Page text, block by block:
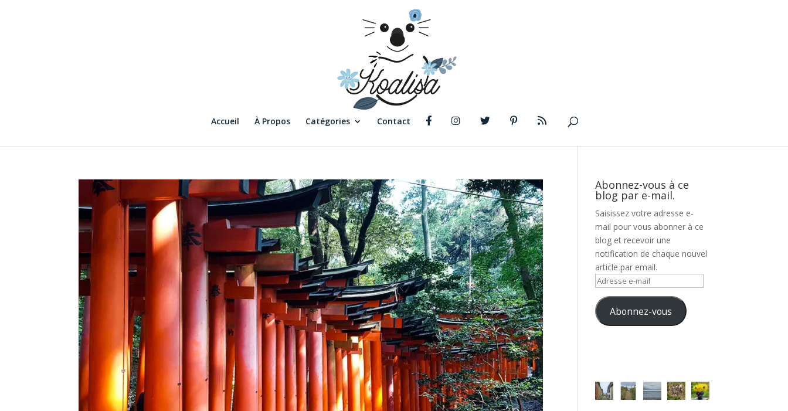
Accueil À Propos Catégories Contact
Abonnez-vous à ce
blog par e-mail.
Saisissez votre adresse e-
mail pour vous abonner à ce
blog et recevoir une
notification de chaque nouvel
article par email.
Adresse
mail Abonnez-vous